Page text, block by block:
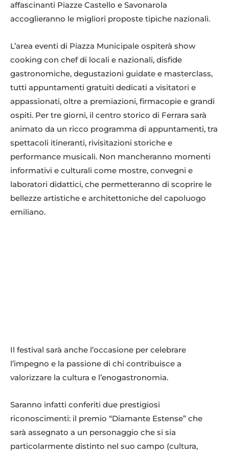
affascinanti Piazze Castello e Savonarola
accoglieranno le migliori proposte tipiche nazionali.
L’area eventi di Piazza Municipale ospiterà show
cooking con chef di locali e nazionali, disfide
gastronomiche, degustazioni guidate e masterclass,
tutti appuntamenti gratuiti dedicati a visitatori e
appassionati, oltre a premiazioni, firmacopie e grandi
ospiti. Per tre giorni, il centro storico di Ferrara sarà
animato da un ricco programma di appuntamenti, tra
spettacoli itineranti, rivisitazioni storiche e
performance musicali. Non mancheranno momenti
informativi e culturali come mostre, convegni e
laboratori didattici, che permetteranno di scoprire le
bellezze artistiche e architettoniche del capoluogo
emiliano.
Il festival sarà anche l’occasione per celebrare
l’impegno e la passione di chi contribuisce a
valorizzare la cultura e l’enogastronomia.
Saranno infatti conferiti due prestigiosi
riconoscimenti: il premio “Diamante Estense” che
sarà assegnato a un personaggio che si sia
particolarmente distinto nel suo campo (cultura,